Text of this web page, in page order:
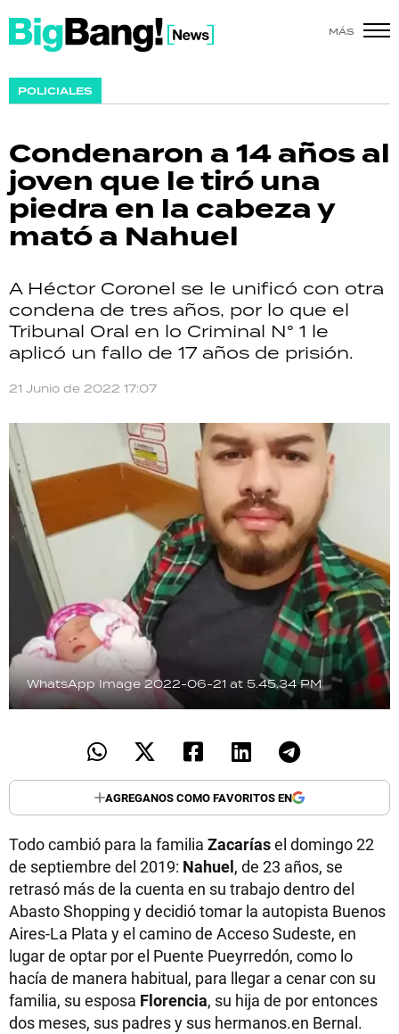
MÁS
POLICIALES
Condenaron a 14 años al
joven que le tiró una
piedra en la cabeza y
mató a Nahuel
A Héctor Coronel se le unificó con otra
condena de tres años, por lo que el
Tribunal Oral en lo Criminal N° 1 le
aplicó un fallo de 17 años de prisión.
21 Junio de 2022 17:07
WhatsApp Image 2022-06-21 at 5.45.34 PM
AGREGANOS COMO FAVORITOS EN
Todo cambió para la familia Zacaríasel domingo 22
de septiembre del 2019: Nahuel, de 23 años, se
retrasó más de la cuenta en su trabajo dentro del
Abasto Shopping y decidió tomar la autopista Buenos
Aires-La Plata y el camino de Acceso Sudeste, en
lugar de optar por el Puente Pueyrredón, como lo
hacía de manera habitual, para llegar a cenar con su
familia, su esposa Florencia, su hija de por entonces
dos meses, sus padres y sus hermanos.en Bernal.
SHOW
ACTUALIDAD
POLICIALES
ECONOMÍA
GRAN HERMANO
SALUD
DEPORTES
TECNOLOGÍA
RECETAS
PALABRAS
HORÓSCOPO
Seguinos